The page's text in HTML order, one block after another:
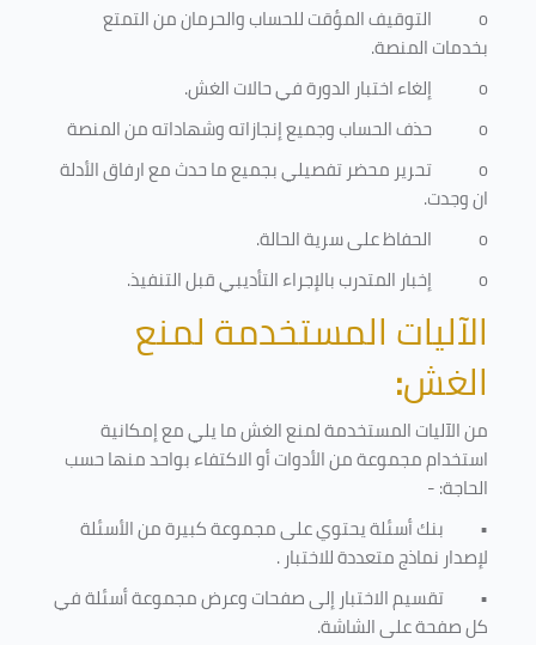
o
التوقيف المؤقت للحساب والحرمان من التمتع
بخدمات المنصة.
o
إلغاء اختبار الدورة في حالات الغش.
o
حذف الحساب وجميع إنجازاته وشهاداته من المنصة
o
تحرير محضر تفصيلي بجميع ما حدث مع ارفاق الأدلة
ان وجدت.
o
الحفاظ على سرية الحالة.
o
إخبار المتدرب بالإجراء التأديبي قبل التنفيذ.
الآليات المستخدمة لمنع
الغش:
من الآليات المستخدمة لمنع الغش ما يلي مع إمكانية
استخدام مجموعة من الأدوات أو الاكتفاء بواحد منها حسب
الحاجة: -
• بنك أسئلة يحتوي على مجموعة كبيرة من الأسئلة
لإصدار نماذج متعددة للاختبار.
• تقسيم الاختبار إلى صفحات وعرض مجموعة أسئلة في
كل صفحة على الشاشة.